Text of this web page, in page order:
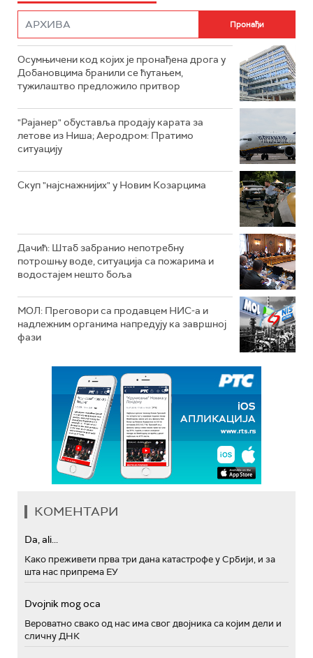
Осумњичени код којих је пронађена дрога у
Добановцима бранили се ћутањем,
тужилаштво предложило притвор
"Рајанер" обуставља продају карата за
летове из Ниша; Аеродром: Пратимо
ситуацију
Скуп "најснажнијих" у Новим Козарцима
Дачић: Штаб забранио непотребну
потрошњу воде, ситуација са пожарима и
водостајем нешто боља
МОЛ: Преговори са продавцем НИС-а и
надлежним органима напредују ка завршној
фази
КОМЕНТАРИ
Da, ali...
Како преживети прва три дана катастрофе у Србији, и за
шта нас припрема ЕУ
Dvojnik mog oca
Вероватно свако од нас има свог двојника са којим дели и
сличну ДНК